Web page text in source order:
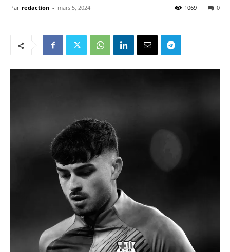
Par redaction - mars 5, 2024 0
1069